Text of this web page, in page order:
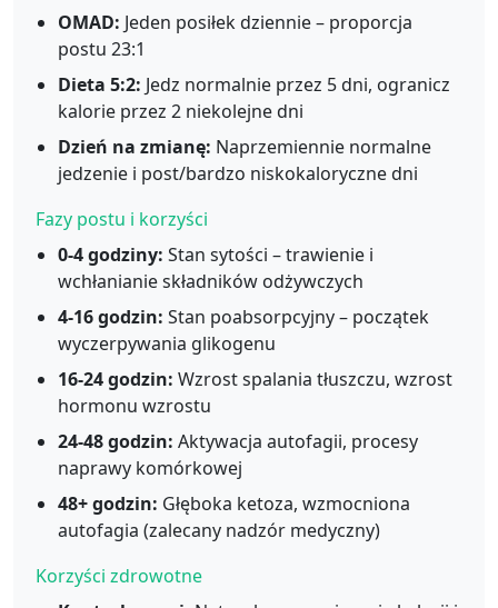
OMAD: Jeden posiłek dziennie – proporcja
postu 23:1
Dieta 5:2: Jedz normalnie przez 5 dni, ogranicz
kalorie przez 2 niekolejne dni
Dzień na zmianę: Naprzemiennie normalne
jedzenie i post/bardzo niskokaloryczne dni
Fazy postu i korzyści
0-4 godziny: Stan sytości – trawienie i
wchłanianie składników odżywczych
4-16 godzin: Stan poabsorpcyjny – początek
wyczerpywania glikogenu
16-24 godzin: Wzrost spalania tłuszczu, wzrost
hormonu wzrostu
24-48 godzin: Aktywacja autofagii, procesy
naprawy komórkowej
48+ godzin: Głęboka ketoza, wzmocniona
autofagia (zalecany nadzór medyczny)
Korzyści zdrowotne